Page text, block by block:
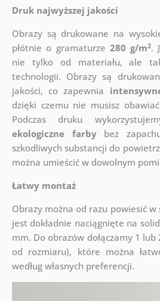
Druk najwyższej jakości
Obrazy są drukowane na
płótnie o gramaturze 280 g/m2.
nie tylko od materiału, ale
technologii. Obrazy są
jakości, co zapewnia
dzięki czemu nie musisz
Podczas druku
ekologiczne farbybez
szkodliwych substancji do
można umieścić w dowolnym
Łatwy montaż
Obrazy można od razu powiesić w
jest dokładnie naciągnięte na
mm. Do obrazów dołączamy 1 lub
od rozmiaru), które można
według własnych preferencji.